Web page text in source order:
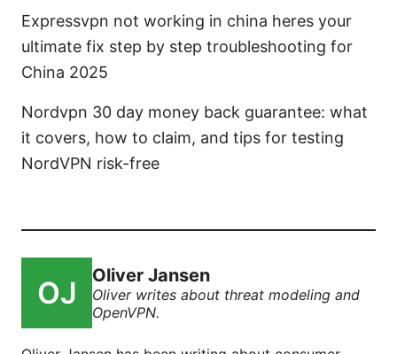
Expressvpn not working in china heres your
ultimate fix step by step troubleshooting for
China 2025
Nordvpn 30 day money back guarantee: what
it covers, how to claim, and tips for testing
NordVPN risk-free
Oliver Jansen
Oliver writes about threat modeling and
OpenVPN.